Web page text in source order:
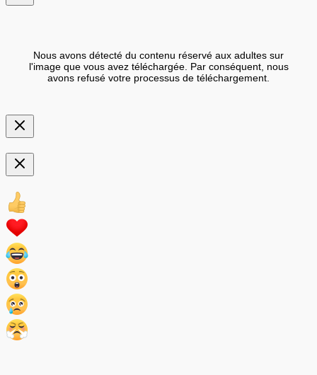
Nous avons détecté du contenu réservé aux adultes sur
l'image que vous avez téléchargée. Par conséquent, nous
avons refusé votre processus de téléchargement.